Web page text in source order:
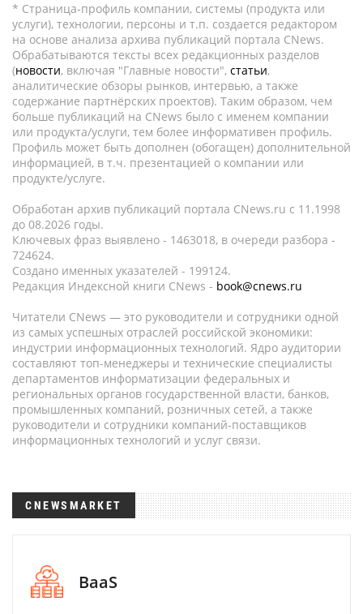
* Страница-профиль компании, системы (продукта или
услуги), технологии, персоны и т.п. создается редактором
на основе анализа архива публикаций портала CNews.
Обрабатываются тексты всех редакционных разделов
(новости, включая "Главные новости", статьи,
аналитические обзоры рынков, интервью, а также
содержание партнёрских проектов). Таким образом, чем
больше публикаций на CNews было с именем компании
или продукта/услуги, тем более информативен профиль.
Профиль может быть дополнен (обогащен) дополнительной
информацией, в т.ч. презентацией о компании или
продукте/услуге.
Обработан архив публикаций портала CNews.ru c 11.1998
до 08.2026 годы.
Ключевых фраз выявлено - 1463018, в очереди разбора -
724624.
Создано именных указателей - 199124.
Редакция Индексной книги CNews - book@cnews.ru
Читатели CNews — это руководители и сотрудники одной
из самых успешных отраслей российской экономики:
индустрии информационных технологий. Ядро аудитории
составляют топ-менеджеры и технические специалисты
департаментов информатизации федеральных и
региональных органов государственной власти, банков,
промышленных компаний, розничных сетей, а также
руководители и сотрудники компаний-поставщиков
информационных технологий и услуг связи.
CNEWSMARKET
BaaS